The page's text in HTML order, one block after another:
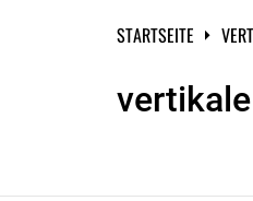
STARTSEITE